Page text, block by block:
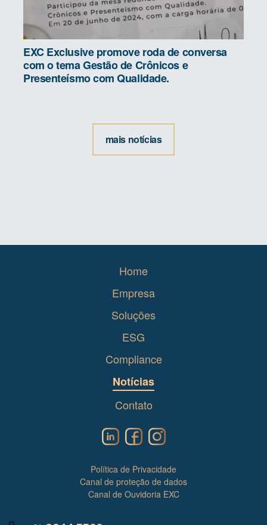
EXC Exclusive promove roda de conversa
com o tema Gestão de Crônicos e
Presenteísmo com Qualidade.
mais notícias
Home
Empresa
Soluções
ESG
Compliance
Notícias
Contato
Política de Privacidade
Canal de proteção de dados
Canal de Ouvidoria EXC